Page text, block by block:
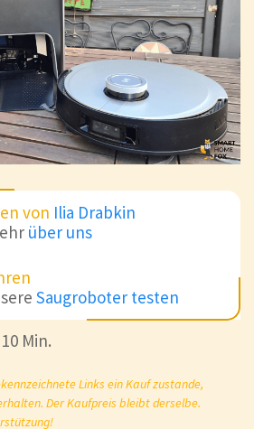
von Ilia Drabkin
über uns
Saugroboter testen
10 Min.
Links ein Kauf zustande,
Der Kaufpreis bleibt derselbe.